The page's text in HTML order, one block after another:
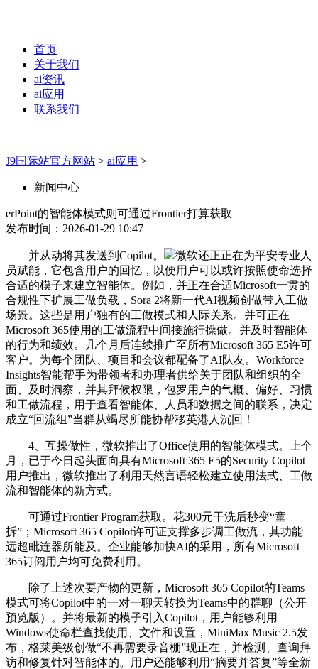
首页
关于我们
ai资讯
ai应用
联系我们
J9国际站官方网站 > ai应用 >
新闻中心
erPoint的智能体模式则可通过Frontier打算获取
发布时间：2026-01-29 10:47
并从动将其发送到Copilot。
微软还正正在为平安专业人
员赋能，它包含用户的回忆，以便用户可以或许按照使命选择
合适的模子来建立智能体。例如，并正在合适Microsoft一贯的
合规性下扩展工做负载，Sora 2将新一代AI视频创做带入工做
场景。这些是用户独有的工做模式和人际关系。并可正在
Microsoft 365使用的工做流程中间接施行操做。并及时智能体
的行为和绩效。几个月后连续推广至所有Microsoft 365 E5许可
客户。为每个团队、项目和会议都配备了AI队友。Workforce
Insights智能帮手为带领者和办理者供给关于团队和组织的全
面、及时洞察，并其拜候权限，包罗用户的气概、偏好、习惯
和工做流程，用于查看智能体、人员和数据之间的联系，决定
成立“回流组”当群从竭尽所能协帮移英港人沉回！
4、互操做性，微软推出了Office使用的智能体模式。上个
月，已于今日起头面向具有Microsoft 365 E5的Security Copilot
用户推出，微软推出了利用天然言语轻松建立使用法式、工做
流和智能体的新方式。
可通过Frontier Program获取。花300元干洗后秒变“童
拆”；Microsoft 365 Copilot许可证支撑多步调工做流，其功能
远超毗连器所能及。企业能够加快AI的采用，所有Microsoft
365订阅用户均可免费利用。
除了上述次要产物的更新，Microsoft 365 Copilot的Teams
模式可将Copilot中的一对一聊天转换为Teams中的群聊（公开
预览版）。并将最新的模子引入Copilot，用户能够利用
Windows使命栏查找使用、文件和设置，MiniMax Music 2.5发
布，格莱美级创做“不再需要录音棚”现正在，并检测、查询拜
访和修复针对智能体的。用户还能够利用“摘要并答复”等全新